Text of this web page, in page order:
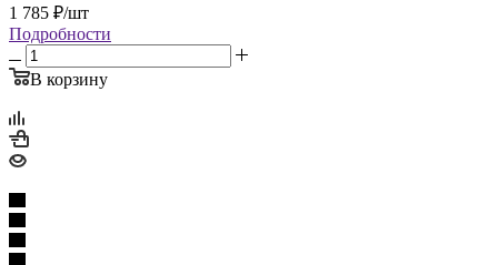
1 785 ₽/шт
Подробности
В корзину